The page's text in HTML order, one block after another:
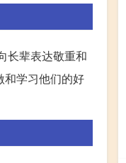
长辈表达敬重和
和学习他们的好